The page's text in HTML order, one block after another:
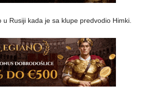
u Rusiji kada je sa klupe predvodio Himki.